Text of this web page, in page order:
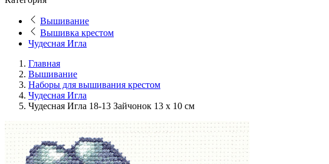
Вышивание
Вышивка крестом
Чудесная Игла
Главная
Вышивание
Наборы для вышивания крестом
Чудесная Игла
Чудесная Игла 18-13 Зайчонок 13 x 10 см